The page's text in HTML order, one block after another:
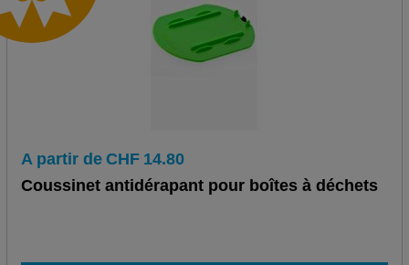
A partir de CHF 14.80
Coussinet antidérapant pour boîtes à déchets